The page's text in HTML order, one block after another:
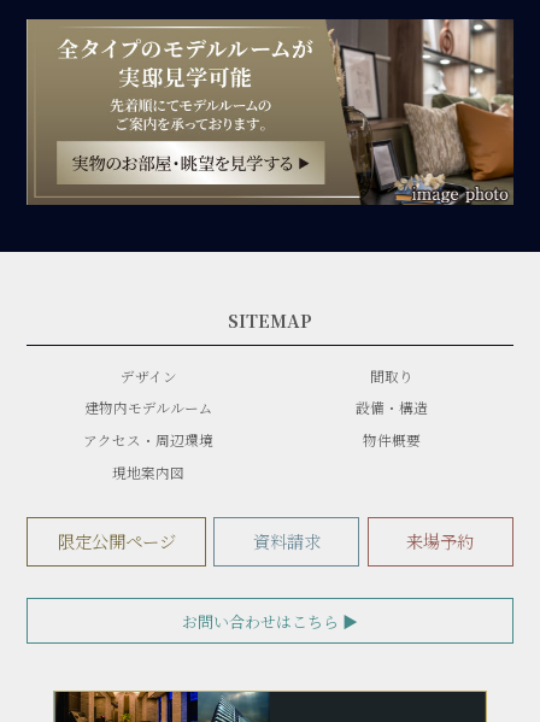
SITEMAP
デザイン
間取り
建物内モデルルーム
設備・構造
アクセス・周辺環境
物件概要
現地案内図
限定公開ページ 資料請求 来場予約
お問い合わせはこちら ▶